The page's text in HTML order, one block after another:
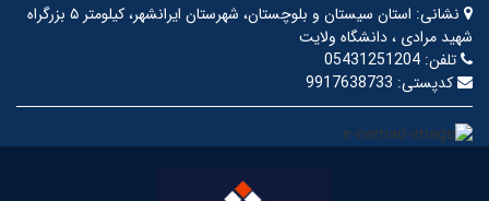
نشانی:
استان سیستان و بلوچستان، شهرستان ایرانشهر، کیلومتر ۵ بزرگراه
شهید مرادی ، دانشگاه ولایت
تلفن: 05431251204
کدپستی: 9917638733